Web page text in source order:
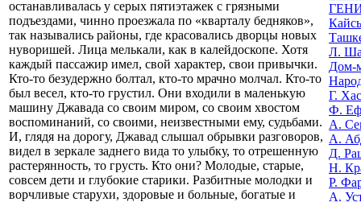
останавливалась у серых пятиэтажек с грязными
подъездами, чинно проезжала по «кварталу бедняков»,
так назывались районы, где красовались дворцы новых
нуворишей. Лица мелькали, как в калейдоскопе. Хотя
каждый пассажир имел, свой характер, свои привычки.
Кто-то безудержно болтал, кто-то мрачно молчал. Кто-то
был весел, кто-то грустил. Они входили в маленькую
машину Джавада со своим миром, со своим хвостом
воспоминаний, со своими, неизвестными ему, судьбами.
И, глядя на дорогу, Джавад слышал обрывки разговоров,
видел в зеркале заднего вида то улыбку, то отрешенную
растерянность, то грусть. Кто они? Молодые, старые,
совсем дети и глубокие старики. Разбитные молодки и
ворчливые старухи, здоровые и больные, богатые и
Л.
Дом-
Г.
Ф.
А.
А.
Д.
Н.
Р.
А.